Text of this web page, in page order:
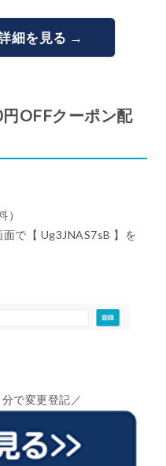
細を見る →
円OFFクーポン配
）
で【 Ug3JNAS7sB 】を
で変更登記／